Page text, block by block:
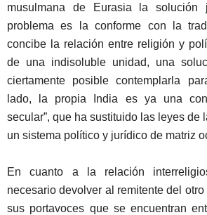
musulmana de Eurasia la solución
problema es la conforme con la
concibe la relación entre religión y
de una indisoluble unidad, una
ciertamente posible contemplarla
lado, la propia India es ya una
secular”, que ha sustituido las leyes de
un sistema político y jurídico de matriz
En cuanto a la relación
necesario devolver al remitente del
sus portavoces que se encuentran